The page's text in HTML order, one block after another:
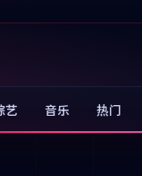
艺 音乐 热门